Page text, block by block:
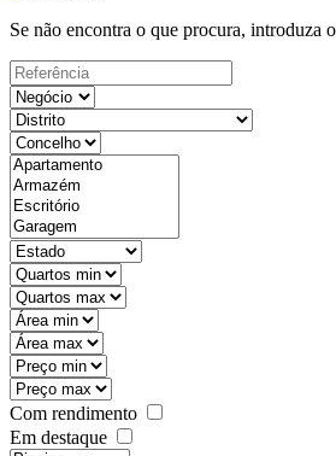
Se não encontra o que procura, introduza
Com rendimento
Em destaque